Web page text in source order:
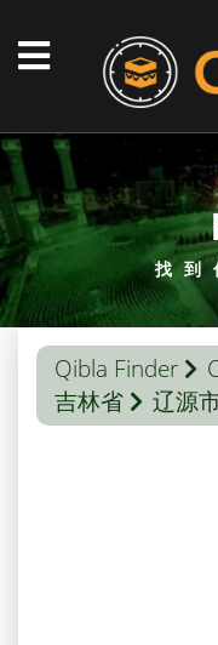
找
Qibla Finder
吉林省
辽源